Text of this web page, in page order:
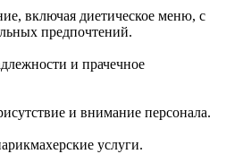
включая диетическое меню, с
предпочтений.
и прачечное
и внимание персонала.
услуги.